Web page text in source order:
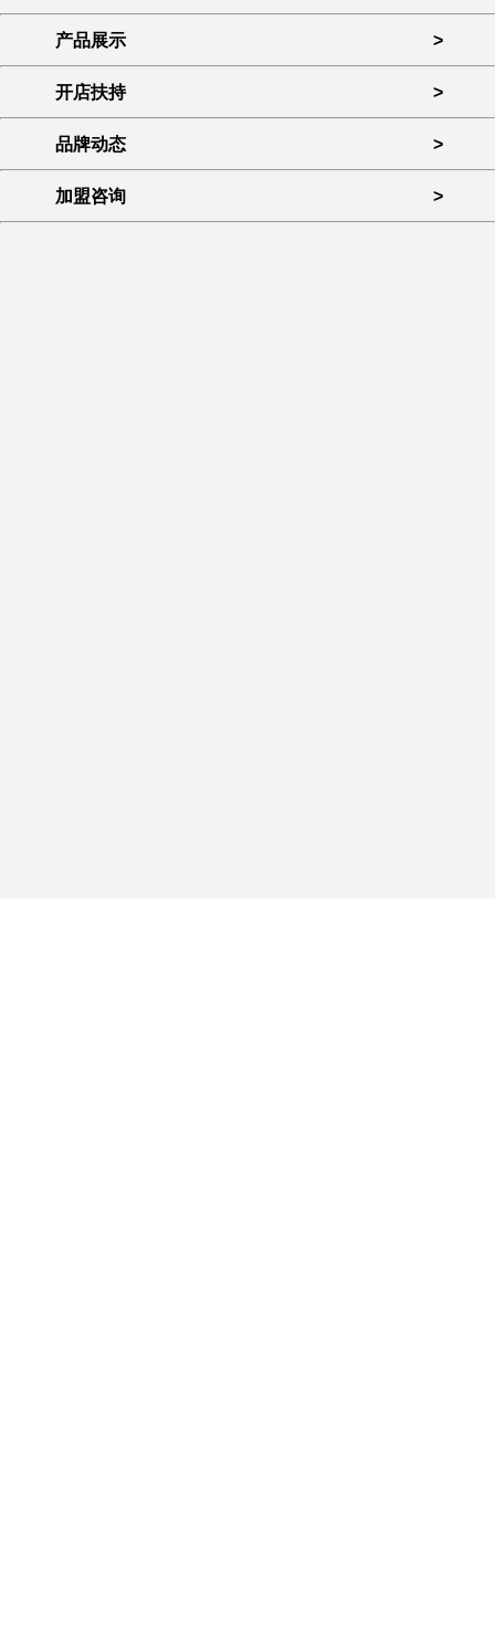
产品展示 >
开店扶持 >
品牌动态 >
加盟咨询 >